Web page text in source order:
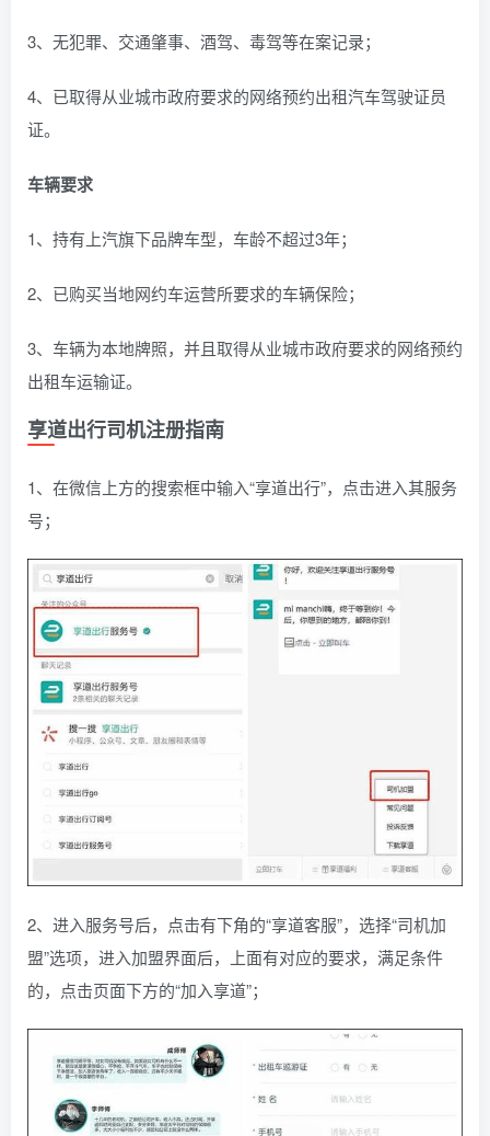
3、无犯罪、交通肇事、酒驾、毒驾等在案记录；
4、已取得从业城市政府要求的网络预约出租汽车驾驶证员
证。
车辆要求
1、持有上汽旗下品牌车型，车龄不超过3年；
2、已购买当地网约车运营所要求的车辆保险；
3、车辆为本地牌照，并且取得从业城市政府要求的网络预约
出租车运输证。
享道出行司机注册指南
1、在微信上方的搜索框中输入“享道出行”，点击进入其服务
号；
2、进入服务号后，点击有下角的“享道客服”，选择“司机加
盟”选项，进入加盟界面后，上面有对应的要求，满足条件
的，点击页面下方的“加入享道”；